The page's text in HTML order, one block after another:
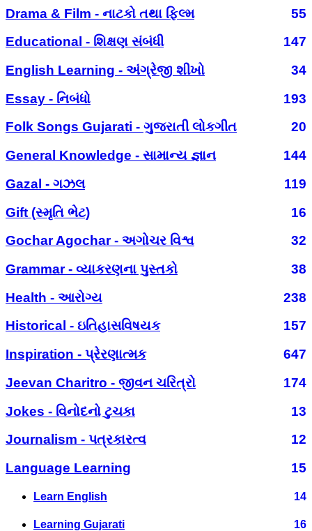
Drama & Film - નાટકો તથા ફિલ્મ
55
Educational - શિક્ષણ સંબંધી
147
English Learning - અંગ્રેજી શીખો
34
Essay - નિબંધો
193
Folk Songs Gujarati - ગુજરાતી લોકગીત
20
General Knowledge - સામાન્ય જ્ઞાન
144
Gazal - ગઝલ
119
Gift (સ્મૃતિ ભેટ)
16
Gochar Agochar - અગોચર વિશ્વ
32
Grammar - વ્યાકરણના પુસ્તકો
38
Health - આરોગ્ય
238
Historical - ઇતિહાસવિષયક
157
Inspiration - પ્રેરણાત્મક
647
Jeevan Charitro - જીવન ચરિત્રો
174
Jokes - વિનોદનો ટુચકા
13
Journalism - પત્રકારત્વ
12
Language Learning
15
Learn English 14
Learning Gujarati 16